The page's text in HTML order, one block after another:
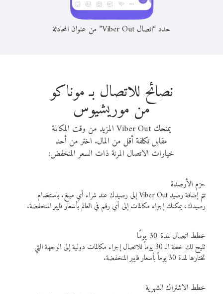
حدد “اتصال Viber Out” من عنوان المحادثة
نصائح للاتصال بـ موناكو
من موريشيوس
يمنحك Viber Out المزيد من وقت المكالمة
مقابل تكلفة أقل من المال. اختر من أحد
خيارات الاتصال المرنة ذات السعر المنخفض:
حزم الأرصدة
تتم إضافة رصيد Viber Out إلى رصيدك عند شراء أي مبلغ. باستخدام
رصيدك، يمكنك إجراء مكالمات إلى أي رقم في العالم بأسعار فايبر المنخفضة.
خطط اتصال لمدة 30 يومًا
تتيح لك خطة الـ 30 يوماً للاتصال إجراء مكالمات دولية إلى الوجهة التي
تختارها لمدة 30 يوماً بأسعار فايبر المنخفضة.
خطط الاشتراك الشهرية